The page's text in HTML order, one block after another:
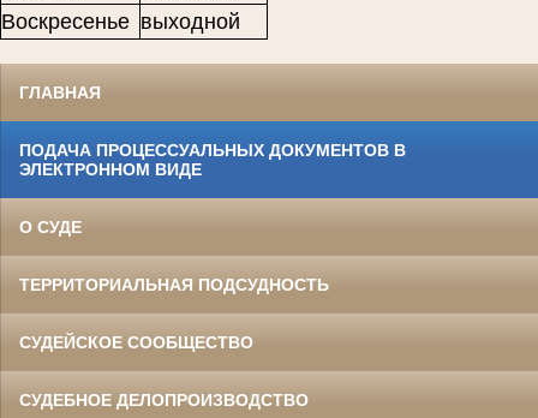
Воскресенье выходной
ГЛАВНАЯ
ПОДАЧА ПРОЦЕССУАЛЬНЫХ ДОКУМЕНТОВ В
ЭЛЕКТРОННОМ ВИДЕ
О СУДЕ
ТЕРРИТОРИАЛЬНАЯ ПОДСУДНОСТЬ
СУДЕЙСКОЕ СООБЩЕСТВО
СУДЕБНОЕ ДЕЛОПРОИЗВОДСТВО